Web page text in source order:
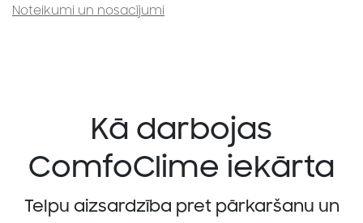
Noteikumi un nosacījumi
Kā darbojas
ComfoClime iekārta
Telpu aizsardzība pret pārkaršanu un